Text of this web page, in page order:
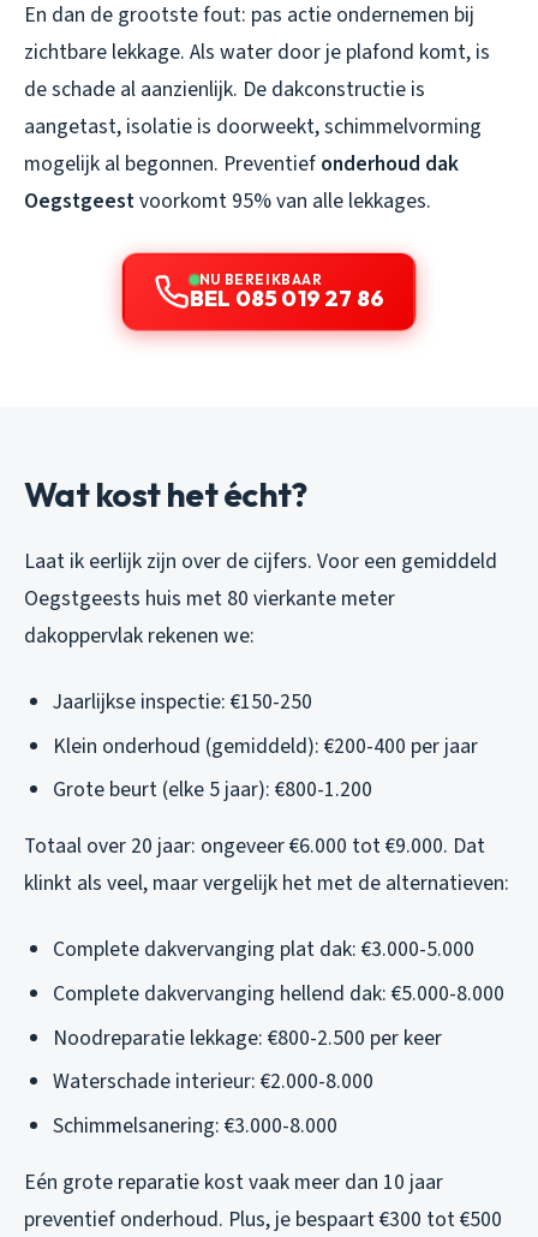
En dan de grootste fout: pas actie ondernemen bij
zichtbare lekkage. Als water door je plafond komt, is
de schade al aanzienlijk. De dakconstructie is
aangetast, isolatie is doorweekt, schimmelvorming
mogelijk al begonnen. Preventief onderhoud dak
Oegstgeestvoorkomt 95% van alle lekkages.
NU BEREIKBAAR
BEL 085 019 27 86
Wat kost het écht?
Laat ik eerlijk zijn over de cijfers. Voor een gemiddeld
Oegstgeests huis met 80 vierkante meter
dakoppervlak rekenen we:
Jaarlijkse inspectie: €150-250
Klein onderhoud (gemiddeld): €200-400 per jaar
Grote beurt (elke 5 jaar): €800-1.200
Totaal over 20 jaar: ongeveer €6.000 tot €9.000. Dat
klinkt als veel, maar vergelijk het met de alternatieven:
Complete dakvervanging plat dak: €3.000-5.000
Complete dakvervanging hellend dak: €5.000-8.000
Noodreparatie lekkage: €800-2.500 per keer
Waterschade interieur: €2.000-8.000
Schimmelsanering: €3.000-8.000
Eén grote reparatie kost vaak meer dan 10 jaar
preventief onderhoud. Plus, je bespaart €300 tot €500